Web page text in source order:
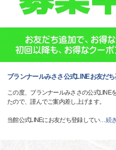
ブランナールみささ公式LINEお友だ
この度、ブランナールみささの公式LINE
たので、謹んでご案内差し上げます。
当館公式LINEにお友だち登録してい…続